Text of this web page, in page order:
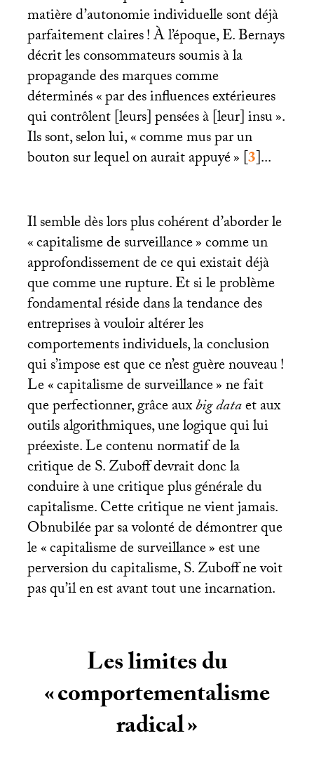
matière d’autonomie individuelle sont déjà
parfaitement claires! À l’époque, E. Bernays
décrit les consommateurs soumis à la
propagande des marques comme
déterminés «par des influences extérieures
qui contrôlent [leurs] pensées à [leur] insu».
Ils sont, selon lui, «comme mus par un
bouton sur lequel on aurait appuyé»[3]...
Il semble dès lors plus cohérent d’aborder le
«capitalisme de surveillance» comme un
approfondissement de ce qui existait déjà
que comme une rupture. Et si le problème
fondamental réside dans la tendance des
entreprises à vouloir altérer les
comportements individuels, la conclusion
qui s’impose est que ce n’est guère nouveau!
Le «capitalisme de surveillance» ne fait
que perfectionner, grâce auxbig dataet aux
outils algorithmiques, une logique qui lui
préexiste. Le contenu normatif de la
critique de S. Zuboff devrait donc la
conduire à une critique plus générale du
capitalisme. Cette critique ne vient jamais.
Obnubilée par sa volonté de démontrer que
le «capitalisme de surveillance» est une
perversion du capitalisme, S. Zuboff ne voit
pas qu’il en est avant tout une incarnation.
Les limites du
«comportementalisme
radical»